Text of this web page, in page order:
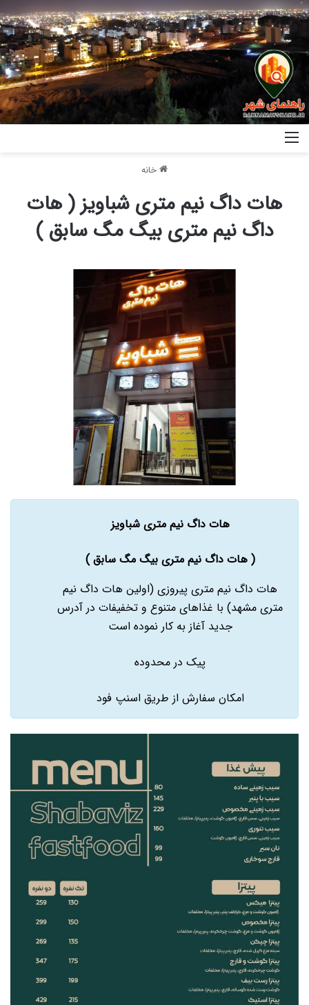
خانه
هات داگ نیم متری شباویز ( هات
داگ نیم متری بیگ مگ سابق )
هات داگ نیم متری شباویز
( هات داگ نیم متری بیگ مگ سابق )
هات داگ نیم متری پیروزی (اولین هات داگ نیم
متری مشهد) با غذاهای متنوع و تخفیفات در آدرس
جدید آغاز به کار نموده است
پیک در محدوده
امکان سفارش از طریق اسنپ فود